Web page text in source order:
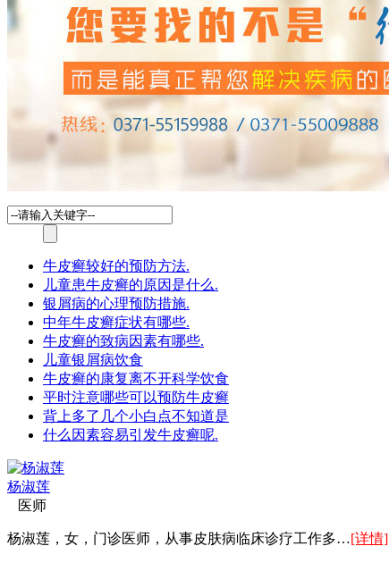
牛皮癣较好的预防方法.
儿童患牛皮癣的原因是什么.
银屑病的心理预防措施.
中年牛皮癣症状有哪些.
牛皮癣的致病因素有哪些.
儿童银屑病饮食
牛皮癣的康复离不开科学饮食
平时注意哪些可以预防牛皮癣
背上多了几个小白点不知道是
什么因素容易引发牛皮癣呢.
杨淑莲
医师
杨淑莲，女，门诊医师，从事皮肤病临床诊疗工作多…[详情]